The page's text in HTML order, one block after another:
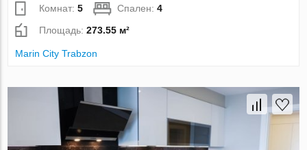
Комнат:5 Спален:4
Площадь:273.55 м²
Marin City Trabzon